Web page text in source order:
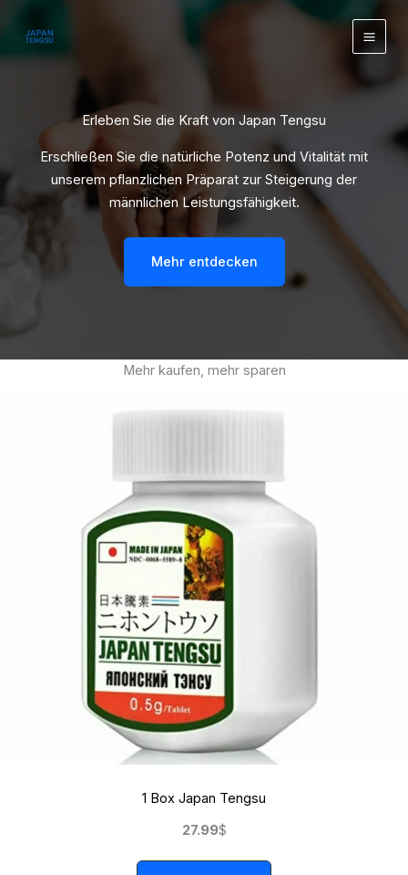
Inhalt
springen
Erleben Sie die Kraft von Japan Tengsu
Erschließen Sie die natürliche Potenz und Vitalität mit
unserem pflanzlichen Präparat zur Steigerung der
männlichen Leistungsfähigkeit.
Mehr entdecken
Mehr kaufen, mehr sparen
1 Box Japan Tengsu
27.99$